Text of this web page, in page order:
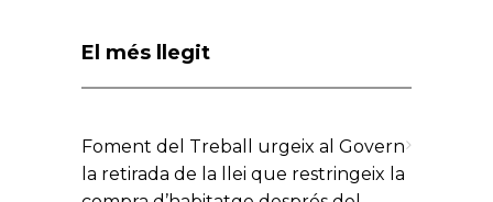
El més llegit
Foment del Treball urgeix al Govern
la retirada de la llei que restringeix la